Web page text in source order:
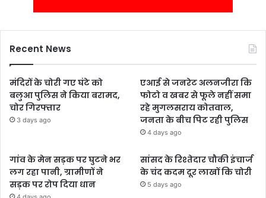
Recent News
मंदिरों के चोरी गए घंटे को
बलुआ पुलिस ने किया बरामद,
चोर गिरफ्तार
3 days ago
एआई से जनरेट अलनजीरा कि
फोटो व खबर से फूले नहीं समा
रहे मुगलसराय कोतवाल,
जनता के बीच पिट रही पुलिस
4 days ago
गांव के मेन सड़क पर घुटने भर
लग रहा पानी, ग्रामीणों ने
सड़क पर रोप दिया धान
सांसद के रिश्तेदार चौकी इंचार्ज
के चंद कदम दूर लाखों कि चोरी
5 days ago